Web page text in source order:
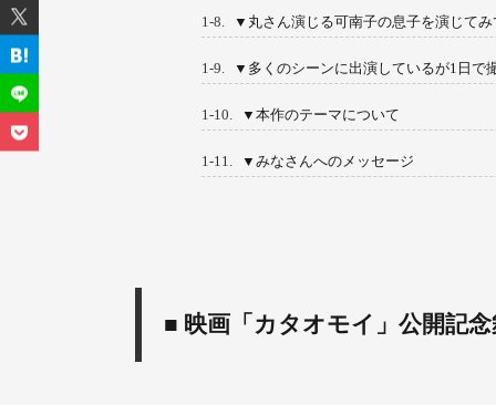
1-8. ▼丸さん演じる可南子の息子を演じてみ
1-9. ▼多くのシーンに出演しているが1日で
1-10. ▼本作のテーマについて
1-11. ▼みなさんへのメッセージ
■ 映画「カタオモイ」公開記